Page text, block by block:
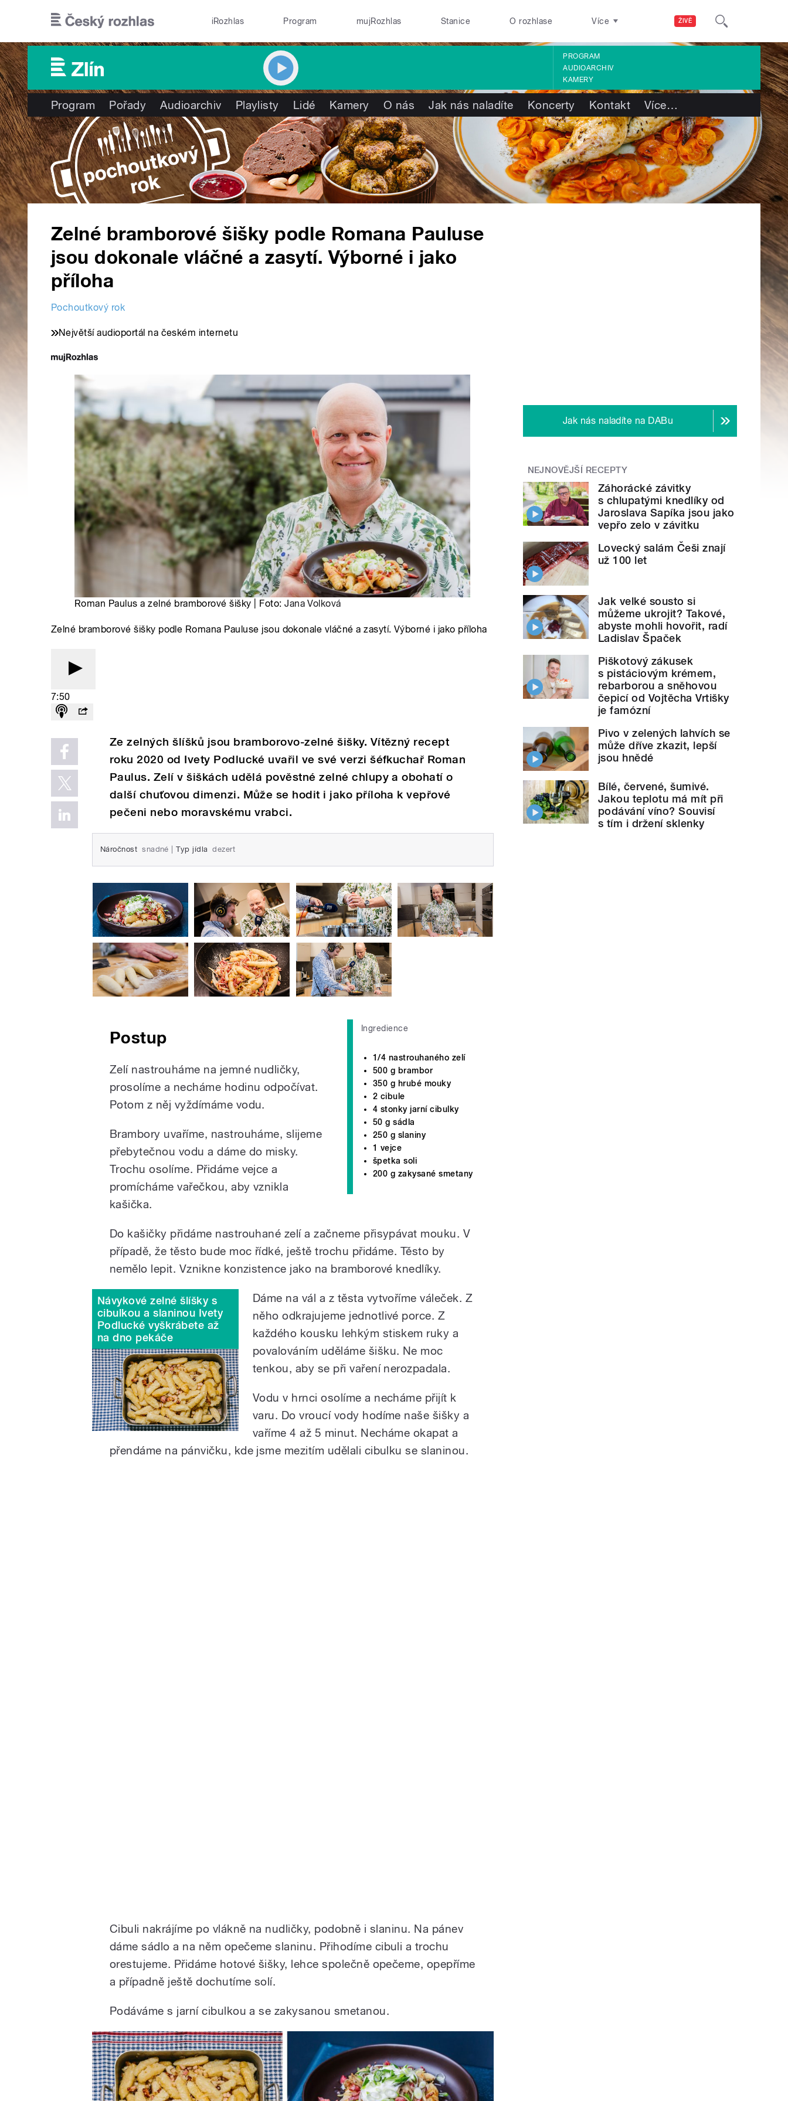
ŽIVĚ
iRozhlas Program mujRozhlas Stanice O rozhlase Více
PROGRAM
AUDIOARCHIV
KAMERY
Program Pořady Audioarchiv Playlisty Lidé Kamery O nás Jak nás naladíte Koncerty Kontakt Více…
Zelné bramborové šišky podle Romana Pauluse
jsou dokonale vláčné a zasytí. Výborné i jako
příloha
Pochoutkový rok
Největší audioportál na českém internetu
Roman Paulus a zelné bramborové šišky | Foto:Jana Volková
Zelné bramborové šišky podle Romana Pauluse jsou dokonale vláčné a zasytí. Výborné i jako příloha
7:50
Ze zelných šlíšků jsou bramborovo-zelné šišky. Vítězný recept
roku 2020 od Ivety Podlucké uvařil ve své verzi šéfkuchař Roman
Paulus. Zelí v šiškách udělá pověstné zelné chlupy a obohatí o
další chuťovou dimenzi. Může se hodit i jako příloha k vepřové
pečeni nebo moravskému vrabci.
Náročnost snadné Typ jídla dezert
Ingredience
1/4 nastrouhaného zelí
500 g brambor
350 g hrubé mouky
2 cibule
4 stonky jarní cibulky
50 g sádla
250 g slaniny
1 vejce
špetka soli
200 g zakysané smetany
Postup
Zelí nastrouháme na jemné nudličky,
prosolíme a necháme hodinu odpočívat.
Potom z něj vyždímáme vodu.
Brambory uvaříme, nastrouháme, slijeme
přebytečnou vodu a dáme do misky.
Trochu osolíme. Přidáme vejce a
promícháme vařečkou, aby vznikla
kašička.
Do kašičky přidáme nastrouhané zelí a začneme přisypávat mouku. V
případě, že těsto bude moc řídké, ještě trochu přidáme. Těsto by
nemělo lepit. Vznikne konzistence jako na bramborové knedlíky.
Návykové zelné šlíšky s
cibulkou a slaninou Ivety
Podlucké vyškrábete až
na dno pekáče
Dáme na vál a z těsta vytvoříme váleček. Z
něho odkrajujeme jednotlivé porce. Z
každého kousku lehkým stiskem ruky a
povalováním uděláme šišku. Ne moc
tenkou, aby se při vaření nerozpadala.
Vodu v hrnci osolíme a necháme přijít k
varu. Do vroucí vody hodíme naše šišky a
vaříme 4 až 5 minut. Necháme okapat a
přendáme na pánvičku, kde jsme mezitím udělali cibulku se slaninou.
Cibuli nakrájíme po vlákně na nudličky, podobně i slaninu. Na pánev
dáme sádlo a na něm opečeme slaninu. Přihodíme cibuli a trochu
orestujeme. Přidáme hotové šišky, lehce společně opečeme, opepříme
a případně ještě dochutíme solí.
Podáváme s jarní cibulkou a se zakysanou smetanou.
Jak nás naladíte na DABu
NEJNOVĚJŠÍ RECEPTY
Záhorácké závitky
s chlupatými knedlíky od
Jaroslava Sapíka jsou jako
vepřo zelo v závitku
Lovecký salám Češi znají
už 100 let
Jak velké sousto si
můžeme ukrojit? Takové,
abyste mohli hovořit, radí
Ladislav Špaček
Piškotový zákusek
s pistáciovým krémem,
rebarborou a sněhovou
čepicí od Vojtěcha Vrtišky
je famózní
Pivo v zelených lahvích se
může dříve zkazit, lepší
jsou hnědé
Bílé, červené, šumivé.
Jakou teplotu má mít při
podávání víno? Souvisí
s tím i držení sklenky